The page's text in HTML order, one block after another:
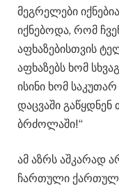
მეგრელები
იქნებოდა, რომ
აფხაზებისთვის
აფხაზებს ხომ
ისინი ხომ
დაცვაში
ბრძოლაში!“
ამ აზრს აშკარად
ჩართული